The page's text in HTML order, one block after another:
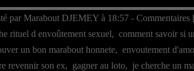
par Marabout DJEMEY à 18:57 -Commentaires
rituel d envoûtement sexuel, comment savoir si
un bon marabout honnete, envoutement
revennir son ex, gagner au loto, je cherche un